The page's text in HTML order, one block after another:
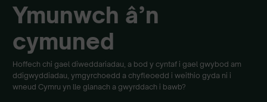
Ymunwch â’n
cymuned
Hoffech chi gael diweddariadau, a bod y cyntaf i gael gwybod am
ddigwyddiadau, ymgyrchoedd a chyfleoedd i weithio gyda ni i
wneud Cymru yn lle glanach a gwyrddach i bawb?